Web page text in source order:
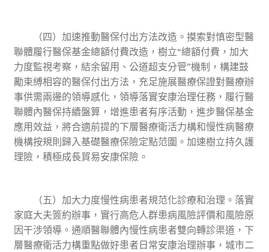
（四）加速推動醫保付出方法改造。摸索對慎密型醫
聯體履行醫保基金總額付費改造，樹立“總額付費，加大
力度監視考察，結余留用、公道超支分管”機制，構建鼓
勵束縛相容的醫保付出方法，充足施展醫療保證對醫療辦
事供需兩邊的領導感化，領導落實安康治理任務，履行醫
聯體內醫保持續盤算，增進患者有序活動，進步醫保基金
應用效益，將合適前提的下層醫療衛活力構和慢性病醫療
機構按規則歸入基礎醫療保險定點范圍。加速樹立持久護
理險，積極成長貿易安康保險。
（五）加大力度慢性病患者規范化診療和治理。落實
家庭大夫簽約辦事，實行高危人群患病風險評價和風險原
因干涉領導。通順醫聯體內慢性病患者雙向轉診渠道，下
層醫療衛活力構重點做好患者日常安康治理辦事，城市二